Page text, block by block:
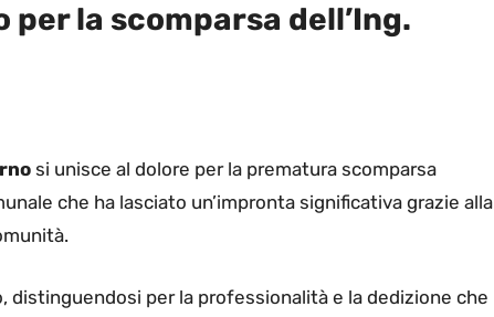
la scomparsa dell’Ing.
si unisce al dolore per la prematura scomparsa
che ha lasciato un’impronta significativa grazie alla
distinguendosi per la professionalità e la dedizione che